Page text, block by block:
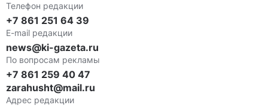
Телефон редакции
+7 861 251 64 39
E-mail редакции
news@ki-gazeta.ru
По вопросам рекламы
+7 861 259 40 47
zarahusht@mail.ru
Адрес редакции